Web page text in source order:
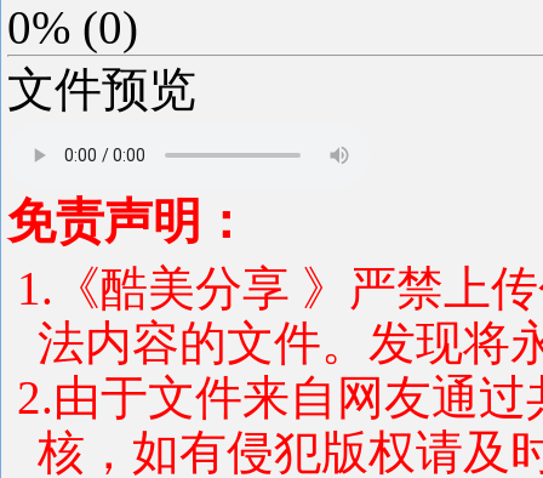
0% (0)
文件预览
免责声明：
1.《酷美分享 》严禁上
法内容的文件。发现将
2.由于文件来自网友通
核，如有侵犯版权请及